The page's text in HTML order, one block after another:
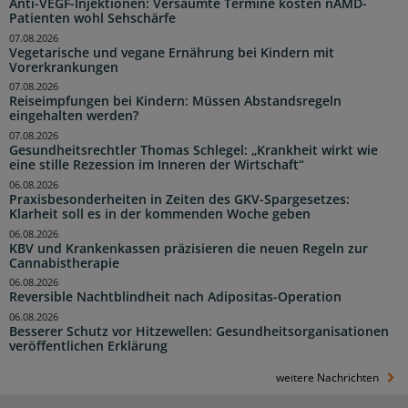
Anti-VEGF-Injektionen: Versäumte Termine kosten nAMD-
Patienten wohl Sehschärfe
Vegetarische und vegane Ernährung bei Kindern mit
Vorerkrankungen
07.08.2026
Reiseimpfungen bei Kindern: Müssen Abstandsregeln
eingehalten werden?
07.08.2026
Gesundheitsrechtler Thomas Schlegel: „Krankheit wirkt wie
eine stille Rezession im Inneren der Wirtschaft“
07.08.2026
Praxisbesonderheiten in Zeiten des GKV-Spargesetzes:
Klarheit soll es in der kommenden Woche geben
06.08.2026
KBV und Krankenkassen präzisieren die neuen Regeln zur
Cannabistherapie
06.08.2026
Reversible Nachtblindheit nach Adipositas-Operation
06.08.2026
Besserer Schutz vor Hitzewellen: Gesundheitsorganisationen
veröffentlichen Erklärung
06.08.2026
weitere Nachrichten